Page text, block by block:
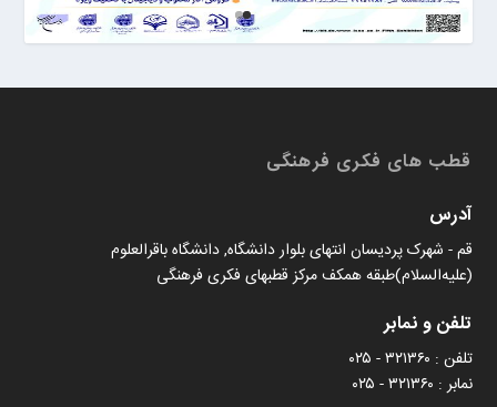
قطب های فکری فرهنگی
آدرس
قم - شهرک پردیسان انتهای بلوار دانشگاه, دانشگاه باقرالعلوم
(علیه‌السلام)طبقه همکف مرکز قطبهای فکری فرهنگی
تلفن و نمابر
تلفن : ۳۲۱۳۶۰ - ۰۲۵
نمابر : ۳۲۱۳۶۰ - ۰۲۵